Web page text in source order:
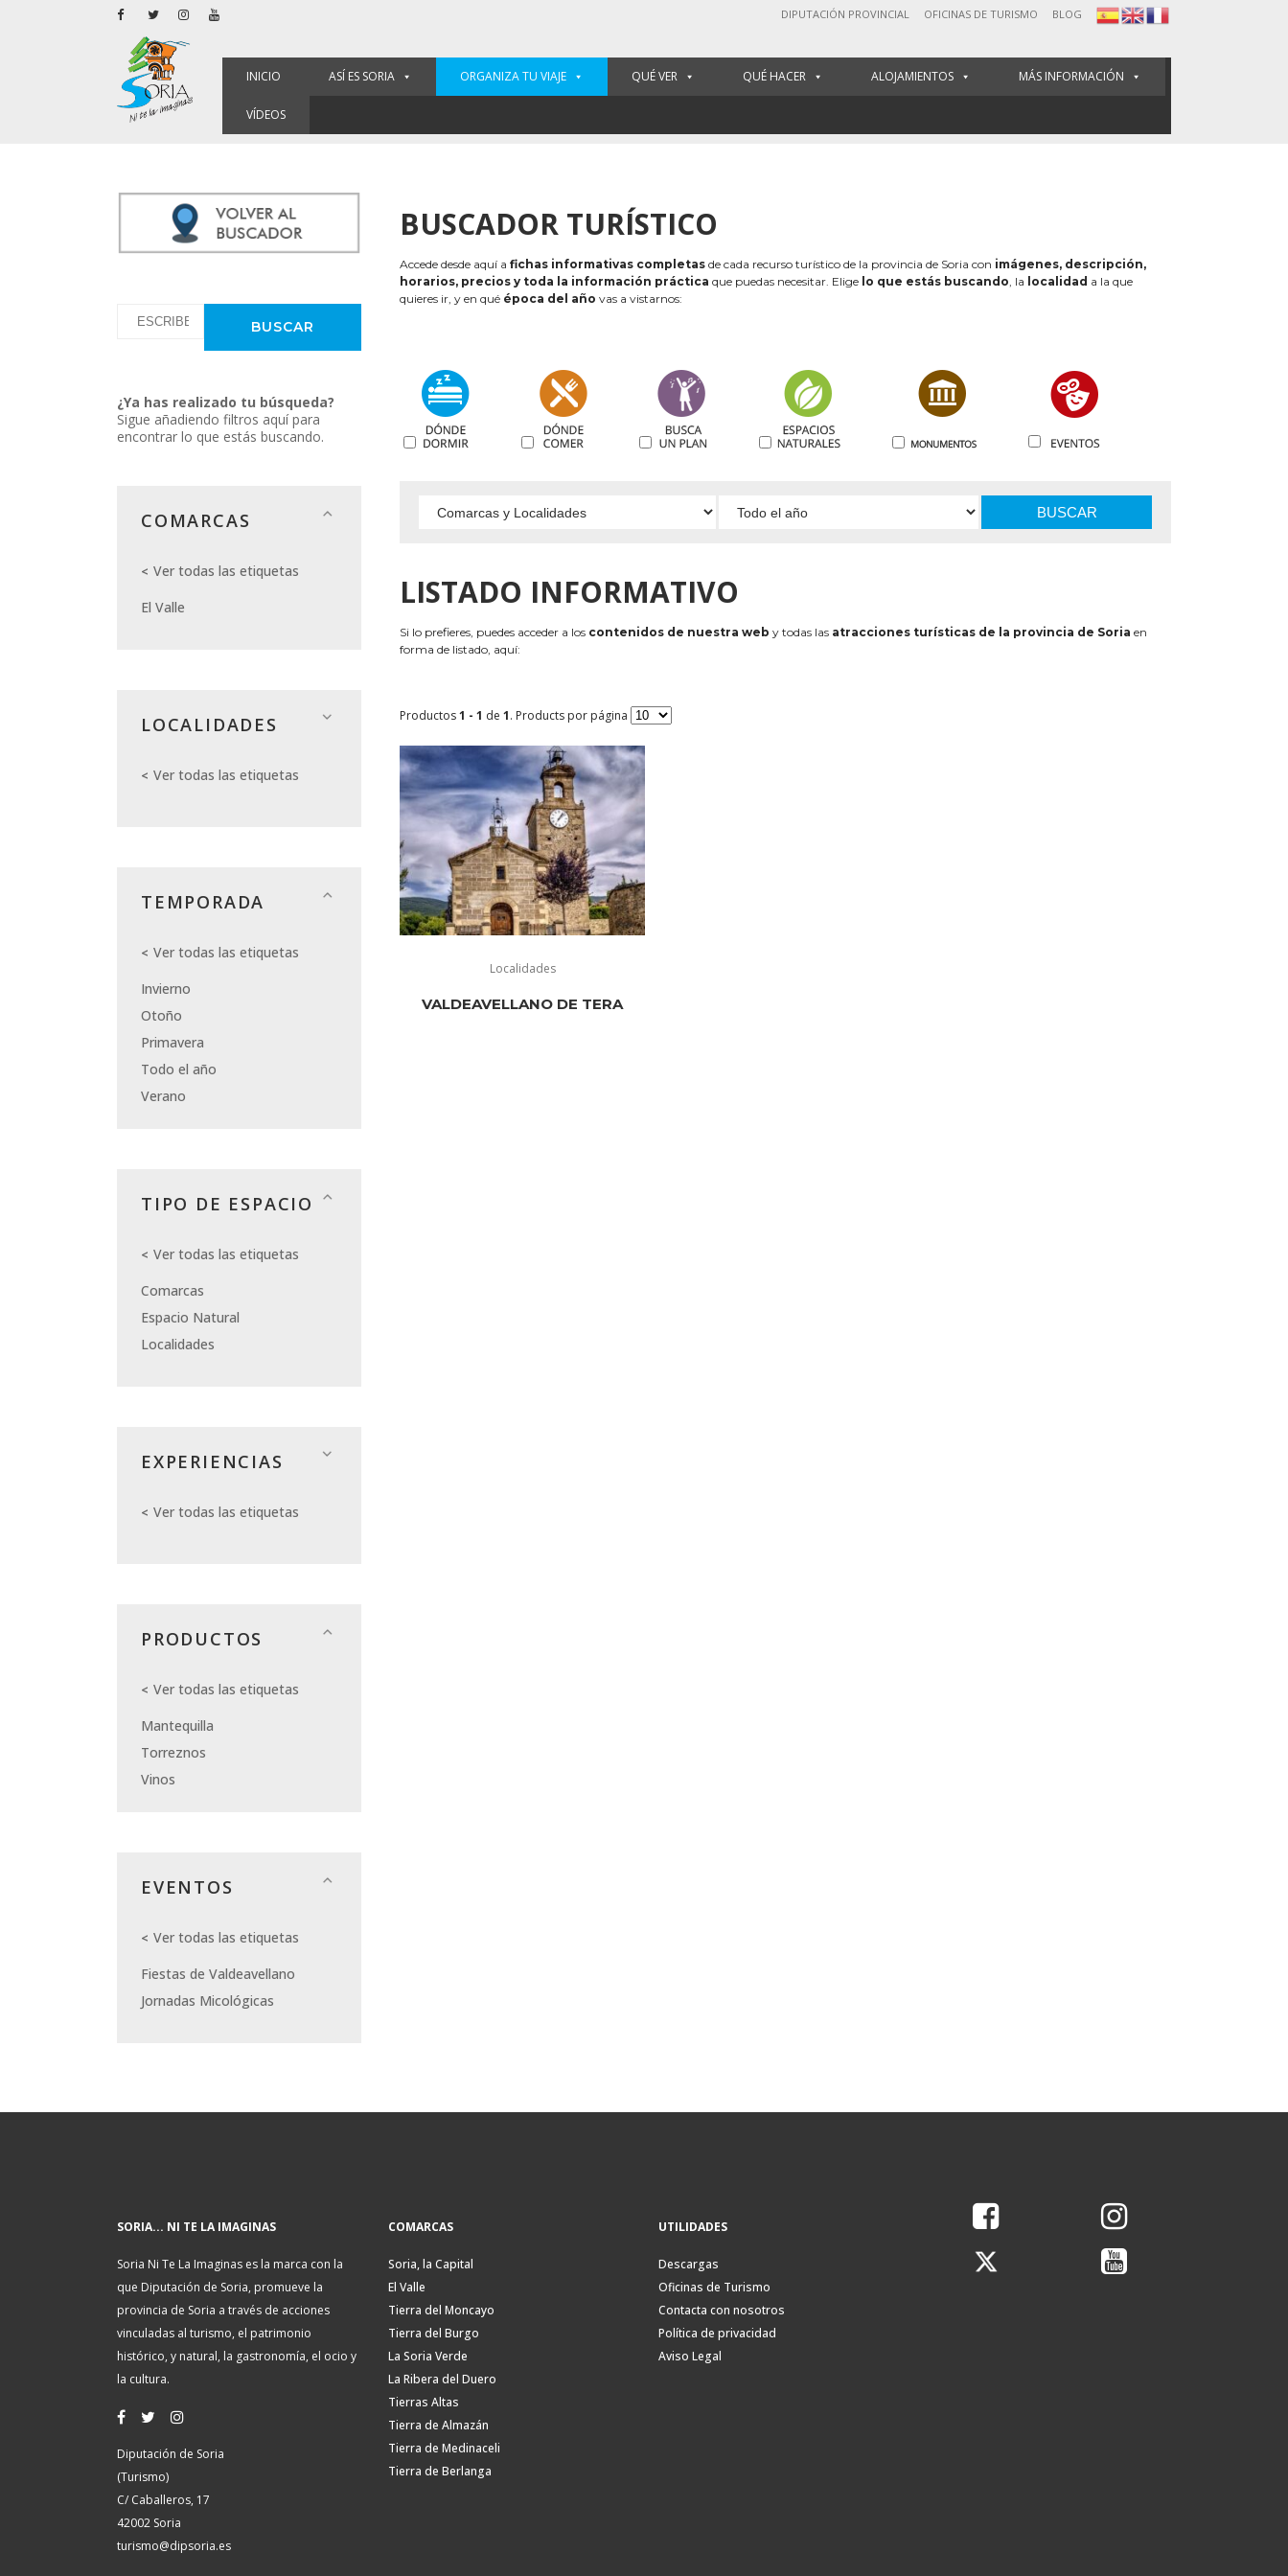
DIPUTACIÓN PROVINCIAL OFICINAS DE TURISMO BLOG
INICIO ASÍ ES SORIA ORGANIZA TU VIAJE QUÉ VER QUÉ HACER ALOJAMIENTOS MÁS INFORMACIÓN
VÍDEOS
¿Ya has realizado tu búsqueda?
Sigue añadiendo filtros aquí para
encontrar lo que estás buscando.
COMARCAS
Ver todas las etiquetas
El Valle
LOCALIDADES
Ver todas las etiquetas
TEMPORADA
Ver todas las etiquetas
Invierno
Otoño
Primavera
Todo el año
Verano
TIPO DE ESPACIO
Ver todas las etiquetas
Comarcas
Espacio Natural
Localidades
EXPERIENCIAS
Ver todas las etiquetas
PRODUCTOS
Ver todas las etiquetas
Mantequilla
Torreznos
Vinos
EVENTOS
Ver todas las etiquetas
Fiestas de Valdeavellano
Jornadas Micológicas
BUSCADOR TURÍSTICO
Accede desde aquí a fichas informativas completas de cada recurso turístico de la provincia de Soria con imágenes, descripción,
horarios, precios y toda la información práctica que puedas necesitar. Elige lo que estás buscando, la localidad a la que
quieres ir, y en qué época del año vas a vistarnos:
BUSCAR
LISTADO INFORMATIVO
Si lo prefieres, puedes acceder a los contenidos de nuestra web y todas las atracciones turísticas de la provincia de Soria en
forma de listado, aquí:
Productos1 - 1 de 1. Products por página
Localidades
VALDEAVELLANO DE TERA
SORIA... NI TE LA IMAGINAS
Soria Ni Te La Imaginas es la marca con la
que Diputación de Soria, promueve la
provincia de Soria a través de acciones
vinculadas al turismo, el patrimonio
histórico, y natural, la gastronomía, el ocio y
la cultura.
Diputación de Soria
(Turismo)
C/ Caballeros, 17
42002 Soria
turismo@dipsoria.es
COMARCAS
Soria, la Capital
El Valle
Tierra del Moncayo
Tierra del Burgo
La Soria Verde
La Ribera del Duero
Tierras Altas
Tierra de Almazán
Tierra de Medinaceli
Tierra de Berlanga
UTILIDADES
Descargas
Oficinas de Turismo
Contacta con nosotros
Política de privacidad
Aviso Legal